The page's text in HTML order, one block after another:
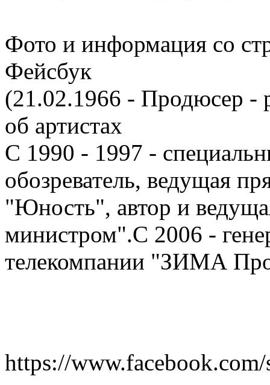
Фото и информация со
Фейсбук
(21.02.1966 - Продюсер -
об артистах
С 1990 - 1997 -
обозреватель, ведущая
"Юность", автор и
министром".С 2006 -
телекомпании "ЗИМА
https://